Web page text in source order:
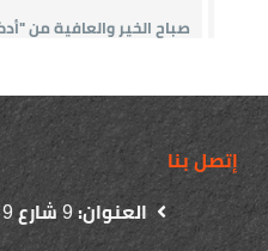
إتصل بنا
العنوان:9شارع9